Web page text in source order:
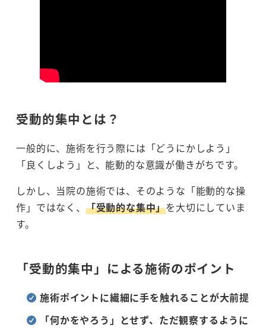
受動的集中とは？
一般的に、施術を行う際には「どうにかしよう」
「良くしよう」と、能動的な意識が働きがちです。
しかし、当院の施術では、そのような「能動的な操
作」ではなく、 「受動的な集中」を大切にしていま
す。
「受動的集中」による施術のポイント
施術ポイントに繊細に手を触れることが大前提
「何かをやろう」とせず、ただ観察するように